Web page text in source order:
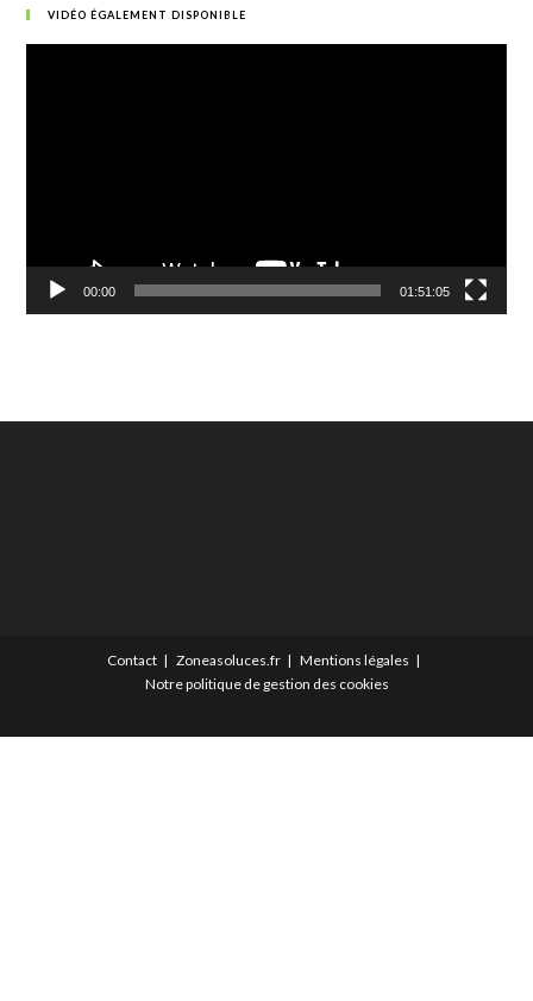
VIDÉO ÉGALEMENT DISPONIBLE
00:00 01:51:05
Contact Zoneasoluces.fr
Mentions légales
Notre politique de gestion des cookies